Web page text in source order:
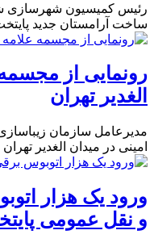
رئیس کمیسیون شهرسازی
ساخت آرامستان جدید
رونمایی از
الغدیر تهران
مدیرعامل سازمان
امینی در میدان الغدیر تهران در
ورود یک هزار
و نقل عمومی